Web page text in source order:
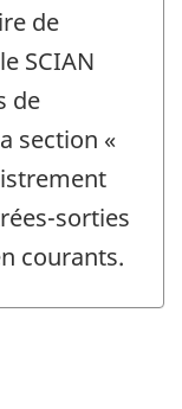
de
SCIAN
de
section «
sorties
courants.